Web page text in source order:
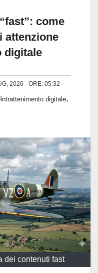
come
attenzione
digitale
2026 - ORE: 05:32
digitale,
dei contenuti fast